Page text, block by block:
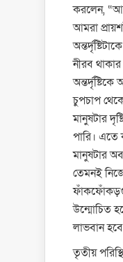
করলেন,
আমরা
নীরব
চুপচাপ
মানুষটার
পারি।
মানুষটার
তেমনই
উন্মোচিত
লাভবান
তৃতীয়